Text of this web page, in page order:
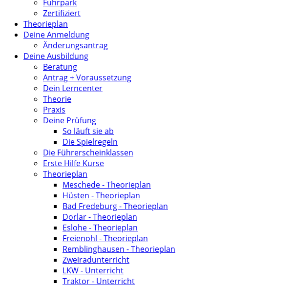
Fuhrpark
Zertifiziert
Theorieplan
Deine Anmeldung
Änderungsantrag
Deine Ausbildung
Beratung
Antrag + Voraussetzung
Dein Lerncenter
Theorie
Praxis
Deine Prüfung
So läuft sie ab
Die Spielregeln
Die Führerscheinklassen
Erste Hilfe Kurse
Theorieplan
Meschede - Theorieplan
Hüsten - Theorieplan
Bad Fredeburg - Theorieplan
Dorlar - Theorieplan
Eslohe - Theorieplan
Freienohl - Theorieplan
Remblinghausen - Theorieplan
Zweiradunterricht
LKW - Unterricht
Traktor - Unterricht